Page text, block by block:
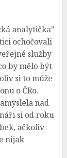
analytička”
ochočovali
služby
by mělo být
si to může
o ČRo.
nad
si od roku
ačkoliv
nijak